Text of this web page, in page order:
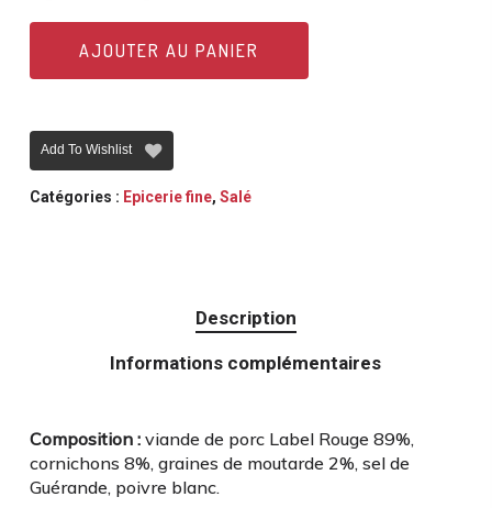
AJOUTER AU PANIER
Add To Wishlist
Catégories : Epicerie fine, Salé
Description
Informations complémentaires
Composition :viande de porc Label Rouge 89%,
cornichons 8%, graines de moutarde 2%, sel de
Guérande, poivre blanc.